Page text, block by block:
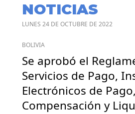
NOTICIAS
LUNES 24 DE OCTUBRE DE 2022
BOLIVIA
Se aprobó el
Servicios de Pago,
Electrónicos de Pago,
Compensación y